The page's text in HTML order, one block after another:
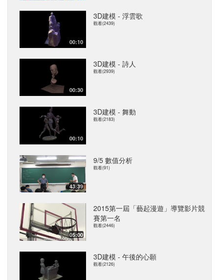
00:10
3D建模 - 浮雲歌
觀看(2439)
00:30
3D建模 - 詩人
觀看(2939)
00:10
3D建模 - 舞動
觀看(2183)
43:39
9/5 數值分析
觀看(91)
05:00
2015第一屆「藝起漫遊」導覽影片競
賽第一名
觀看(2446)
3D建模 - 午後的心願
觀看(2126)